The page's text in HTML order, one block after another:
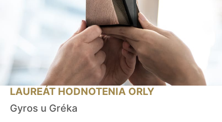
LAUREÁT HODNOTENIA ORLY
Gyros u Gréka